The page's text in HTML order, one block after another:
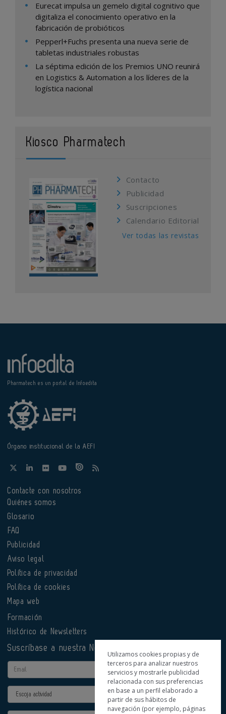
Eurecat impulsa un gemelo digital cognitivo que
digitaliza el conocimiento operativo en la
fabricación de probióticos
Pepperl+Fuchs presenta una nueva serie de
tabletas industriales robustas
La séptima edición de los Premios UNO reunirá
en Logistics & Automation a los líderes de la
logística nacional
Kiosco Pharmatech
Contacto
Publicidad
Suscripciones
Calendario Editorial
Ver todas las revistas
Pharmatech es un portal de Infoedita
Órgano institucional de la AEFI
Contacte con nosotros
Quiénes somos
Glosario
FAQ
Publicidad
Aviso legal
Política de privacidad
Política de cookies
Mapa web
Formación
Histórico de Newsletters
Suscríbase a nuestra Newsletter
Email
Actividad
Utilizamos cookies propias y de
terceros para analizar nuestros
servicios y mostrarle publicidad
relacionada con sus preferencias
en base a un perfil elaborado a
partir de sus hábitos de
navegación (por ejemplo, páginas